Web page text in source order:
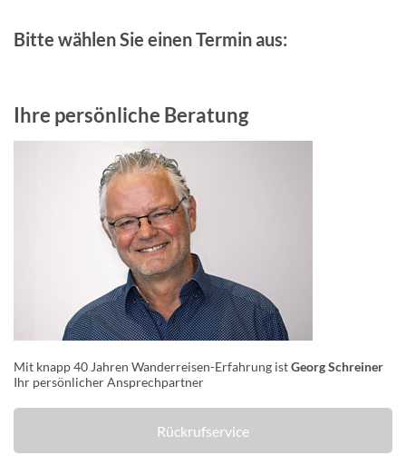
Bitte wählen Sie einen Termin aus:
Ihre persönliche Beratung
Mit knapp 40 Jahren Wanderreisen-Erfahrung istGeorg Schreiner
Ihr persönlicher Ansprechpartner
Rückrufservice